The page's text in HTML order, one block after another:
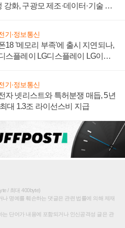
강화, 구광모 제조·데이터·기술 결
기·정보통신
18 '메모리 부족'에 출시 지연되나,
스플레이 LG디스플레이 LG이노
기·정보통신
자 넷리스트와 특허분쟁 매듭, 5년
대 1.3조 라이선스비 지급
/ 최대 400byte)
명예를 훼손하는 댓글은 관련 법률에 의해 제재
는 단어가 내용에 포함되거나 인신공격성 글은 관